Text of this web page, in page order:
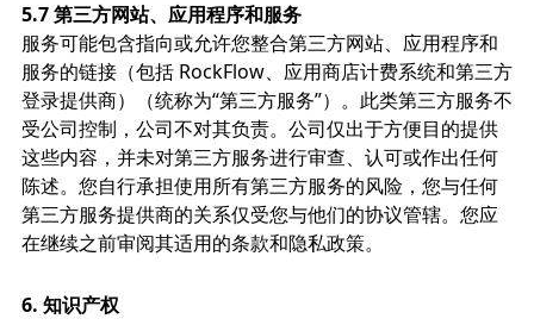
5.7 第三方网站、应用程序和服务
服务可能包含指向或允许您整合第三方网站、应用程序和
服务的链接（包括 RockFlow、应用商店计费系统和第三方
登录提供商）（统称为“第三方服务”）。此类第三方服务不
受公司控制，公司不对其负责。公司仅出于方便目的提供
这些内容，并未对第三方服务进行审查、认可或作出任何
陈述。您自行承担使用所有第三方服务的风险，您与任何
第三方服务提供商的关系仅受您与他们的协议管辖。您应
在继续之前审阅其适用的条款和隐私政策。
6. 知识产权